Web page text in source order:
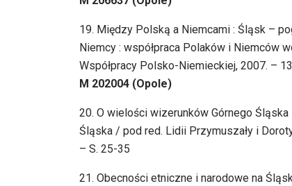
19. Między Polską a Niemcami : Śląsk –
Niemcy : współpraca Polaków i Niemców
Współpracy Polsko-Niemieckiej, 2007. –
M 202004 (Opole)
20. O wielości wizerunków Górnego
Śląska / pod red. Lidii Przymuszały i
– S. 25-35
21. Obecności etniczne i narodowe na